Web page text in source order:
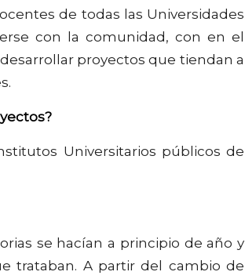
de todas las Universidades
con la comunidad, con en el
proyectos que tiendan a
Universitarios públicos de
se hacían a principio de año y
trataban. A partir del cambio de